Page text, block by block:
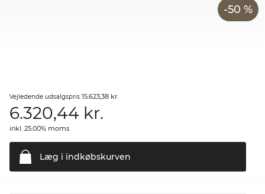
-50 %
Vejledende udsalgspris 15.623,38 kr.
6.320,44 kr.
inkl. 25.00% moms
Læg i indkøbskurven